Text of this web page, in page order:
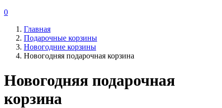
0
Главная
Подарочные корзины
Новогодние корзины
Новогодняя подарочная корзина
Новогодняя подарочная
корзина